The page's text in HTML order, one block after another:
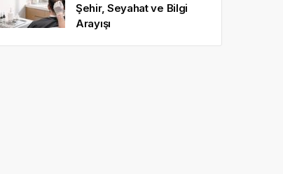
Şehir, Seyahat ve Bilgi
Arayışı